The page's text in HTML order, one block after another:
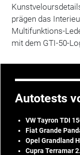
prägen das
Multifunktions-
mit dem GTI-50-
Autotests
VW Tayron TDI
Fiat Grande
Opel Grandland
Cupra Terramar